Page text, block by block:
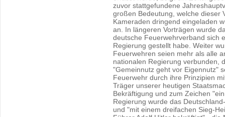
zuvor stattgefundene
großen Bedeutung, welche dieser
Kameraden dringend eingeladen
an. In längeren Vorträgen wurde
deutsche Feuerwehrverband sich
Regierung gestellt habe. Weiter
Feuerwehren seien mehr als alle
nationalen Regierung verbunden,
"Gemeinnutz geht vor Eigennutz"
Feuerwehr durch ihre Prinzipien
Träger unserer heutigen
Bekräftigung und zum Zeichen
Regierung wurde das
und "mit einem dreifachen Sieg-